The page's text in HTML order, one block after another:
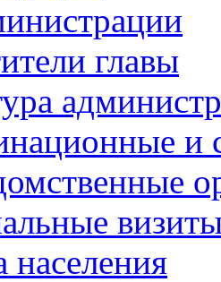
главы
и
населения